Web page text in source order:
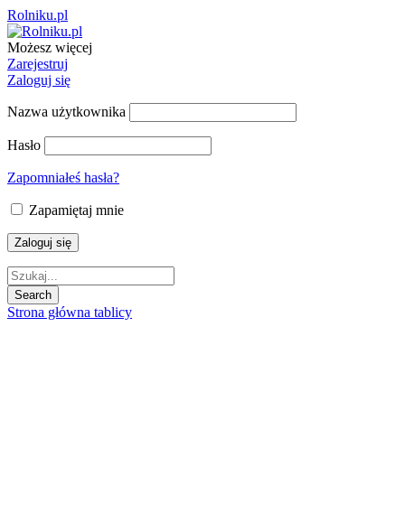
Rolniku.pl
Możesz więcej
Zarejestruj
Zaloguj się
Nazwa użytkownika
Hasło
Zapomniałeś hasła?
Zapamiętaj mnie
Strona główna tablicy